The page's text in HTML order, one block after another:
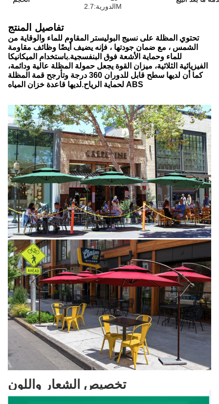
الدورية:2.7M
تفاصيل المنتج
تحتوي المظلة على نسيج البوليستر المقاوم للماء والوقاية من
الشمس ، مع ضمان جودتها ، فإنه يضيف أيضًا وظائف مقاومة
للماء وحماية الأشعة فوق البنفسجية.باستخدام الميكانيكا
الفيزيائية الثلاثية، ميزان القوة يجعل حمولة المظلة عالية ودائمة،
كما أن لديها سطح قابل للدوران 360 درجة وتأرجح قمة المظلة
لحماية الرياح. لديها قاعدة خزان المياه ABS
تخصيص الشعار واللون